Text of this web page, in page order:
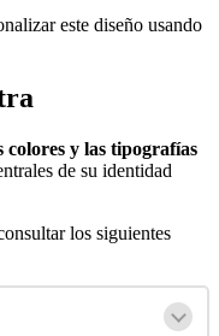
este diseño usando
colores y las tipografías
de su identidad
los siguientes